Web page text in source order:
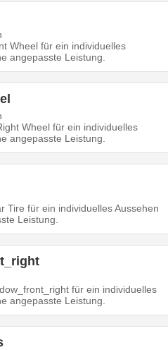
Wheel für ein individuelles
angepasste Leistung.
Wheel für ein individuelles
angepasste Leistung.
Tire für ein individuelles Aussehen
Leistung.
für ein individuelles
angepasste Leistung.